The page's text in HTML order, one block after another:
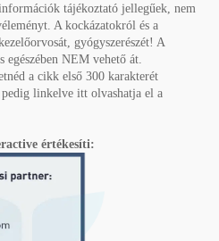
tájékoztató jellegűek, nem
A kockázatokról és a
gyógyszerészét! A
NEM vehető át.
a cikk első 300 karakterét
pedig linkelve itt olvashatja el a
értékesíti: